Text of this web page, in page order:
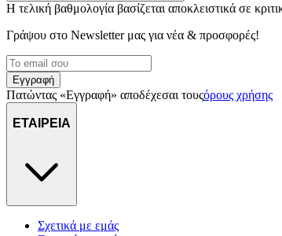
Η τελική βαθμολογία βασίζεται αποκλειστικά σε
Γράψου στο Νewsletter μας για νέα & προσφορές!
Εγγραφή
Πατώντας «Εγγραφή» αποδέχεσαι τουςόρους χρήσης
ΕΤΑΙΡΕΙΑ
Σχετικά με εμάς